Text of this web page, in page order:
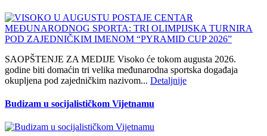
SAOPŠTENJE ZA MEDIJE Visoko će tokom augusta 2026.
godine biti domaćin tri velika međunarodna sportska događaja
okupljena pod zajedničkim nazivom... Detaljnije
Budizam u socijalističkom Vijetnamu